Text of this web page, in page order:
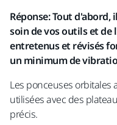
Réponse: Tout
soin de vos outils et de
entretenus et révisés
un minimum de
Les ponceuses orbitales
utilisées avec des
précis.